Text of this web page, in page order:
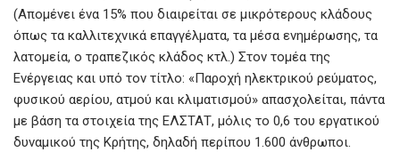
(Απομένει ένα 15% που διαιρείται σε μικρότερους κλάδους
όπως τα καλλιτεχνικά επαγγέλματα, τα μέσα ενημέρωσης, τα
λατομεία, ο τραπεζικός κλάδος κτλ.) Στον τομέα της
Ενέργειας και υπό τον τίτλο: «Παροχή ηλεκτρικού ρεύματος,
φυσικού αερίου, ατμού και κλιματισμού» απασχολείται, πάντα
με βάση τα στοιχεία της ΕΛΣΤΑΤ, μόλις το 0,6 του εργατικού
δυναμικού της Κρήτης, δηλαδή περίπου 1.600 άνθρωποι.